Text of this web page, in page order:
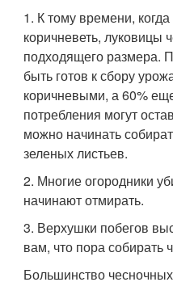
1. К тому времени,
коричневеть, луковицы
подходящего размера.
быть готов к сбору
коричневыми, а 60%
потребления могут
можно начинать
зеленых листьев.
2. Многие огородники
начинают отмирать.
3. Верхушки побегов
вам, что пора собирать
Большинство